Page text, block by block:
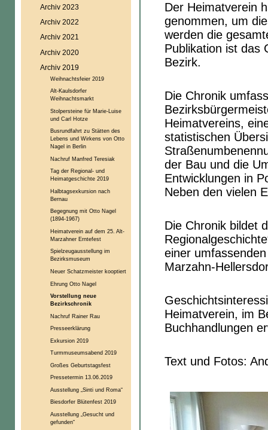
Der Heimatverein
genommen, um
werden die
Publikation ist das
Bezirk.
Die Chronik
Heimatvereins,
statistischen
der Bau und die
Entwicklungen in
Neben den vielen
Die Chronik bildet
einer
Marzahn-
Heimatverein, im
Buchhandlungen
Text und Fotos:
Archiv 2023
Archiv 2022
Archiv 2021
Archiv 2020
Archiv 2019
Weihnachtsfeier 2019
Alt-Kaulsdorfer
Weihnachtsmarkt
Stolpersteine für Marie-Luise
und Carl Hotze
Busrundfahrt zu Stätten des
Lebens und Wirkens von Otto
Nagel in Berlin
Nachruf Manfred Teresiak
Tag der Regional- und
Heimatgeschichte 2019
Halbtagsexkursion nach
Bernau
Begegnung mit Otto Nagel
(1894-1967)
Heimatverein auf dem 25. Alt-
Marzahner Erntefest
Spielzeugausstellung im
Bezirksmuseum
Neuer Schatzmeister kooptiert
Ehrung Otto Nagel
Vorstellung neue
Bezirkschronik
Nachruf Rainer Rau
Presseerklärung
Exkursion 2019
Turmmuseumsabend 2019
Großes Geburtstagsfest
Pressetermin 13.06.2019
Ausstellung „Sinti und Roma“
Biesdorfer Blütenfest 2019
Ausstellung „Gesucht und
gefunden“